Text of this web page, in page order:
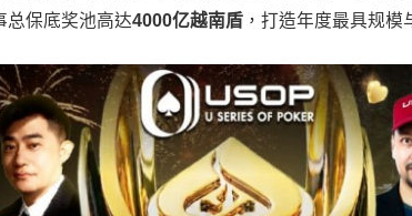
总保底奖池高达4000亿越南盾 ，打造年度最具规模